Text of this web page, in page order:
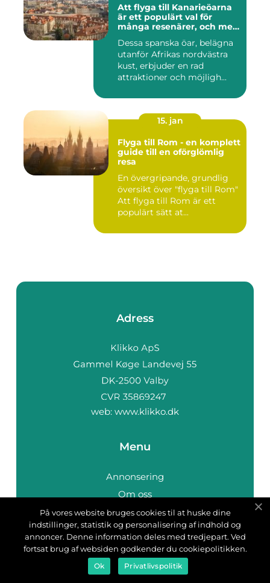
Att flyga till Kanarieöarna
är ett populärt val för
många resenärer, och med
Dessa spanska öar, belägna
utanför Afrikas nordvästra
kust, erbjuder en rad
attraktioner och möjligh...
15. jan
Flyga till Rom - en komplett
guide till en oförglömlig
resa
En övergripande, grundlig
översikt över "flyga till Rom"
Att flyga till Rom är ett
populärt sätt at...
Adress
web: www.klikko.dk
Menu
Annonsering
Om oss
Cookies
Kontakta oss
Sitemap
På vores website bruges cookies til at huske dine
indstillinger, statistik og personalisering af indhold og
annoncer. Denne information deles med tredjepart. Ved
fortsat brug af websiden godkender du cookiepolitikken.
Ok Privatlivspolitik